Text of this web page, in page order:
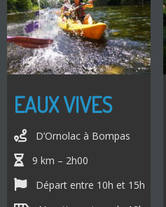
EAUX VIVES
D’Ornolac à Bompas
9 km – 2h00
Départ entre 10h et 15h